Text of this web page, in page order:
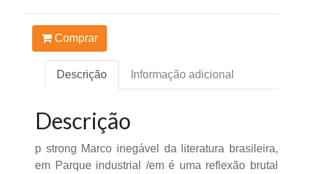
Comprar
Descrição Informação adicional
Descrição
p strong Marco inegável da literatura brasileira,
em Parque industrial /em é uma reflexão brutal